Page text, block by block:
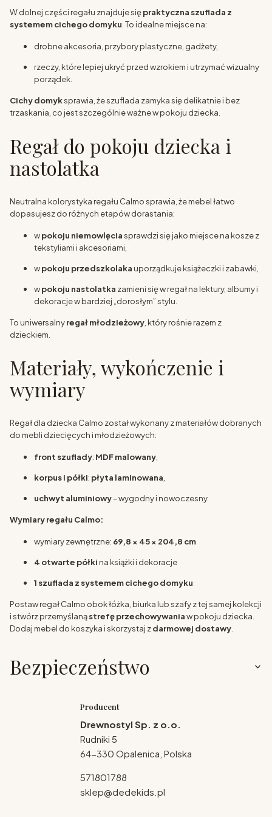
W dolnej części regału znajduje siępraktyczna szuflada z
systemem cichego domyku. To idealne miejsce na:
drobne akcesoria, przybory plastyczne, gadżety,
rzeczy, które lepiej ukryć przed wzrokiem i utrzymać wizualny
porządek.
Cichy domyksprawia, że szuflada zamyka się delikatnie i bez
trzaskania, co jest szczególnie ważne w pokoju dziecka.
Regał do pokoju dziecka i
nastolatka
Neutralna kolorystyka regału Calmo sprawia, że mebel łatwo
dopasujesz do różnych etapów dorastania:
wpokoju niemowlęciasprawdzi się jako miejsce na kosze z
tekstyliami i akcesoriami,
wpokoju przedszkolaka uporządkuje książeczki i zabawki,
wpokoju nastolatka zamieni się w regał na lektury, albumy i
dekoracje w bardziej „dorosłym” stylu.
To uniwersalnyregał młodzieżowy , który rośnie razem z
dzieckiem.
Materiały, wykończenie i
wymiary
Regał dla dziecka Calmo został wykonany z materiałów dobranych
do mebli dziecięcych i młodzieżowych:
front szuflady: MDF malowany
korpus i półki: płyta laminowana
uchwyt aluminiowy– wygodny i nowoczesny.
Wymiary regału Calmo:
wymiary zewnętrzne: 69,8 × 45 × 204,8 cm
4 otwarte półki na książki i dekoracje
1 szuflada z systemem cichego domyku
Postaw regał Calmo obok łóżka, biurka lub szafy z tej samej kolekcji
i stwórz przemyślanąstrefę przechowywaniaw pokoju dziecka.
Dodaj mebel do koszyka i skorzystaj zdarmowej dostawy
Bezpieczeństwo
Producent
Drewnostyl Sp. z o.o.
Rudniki 5
64-330 Opalenica, Polska
571801788
sklep@dedekids.pl